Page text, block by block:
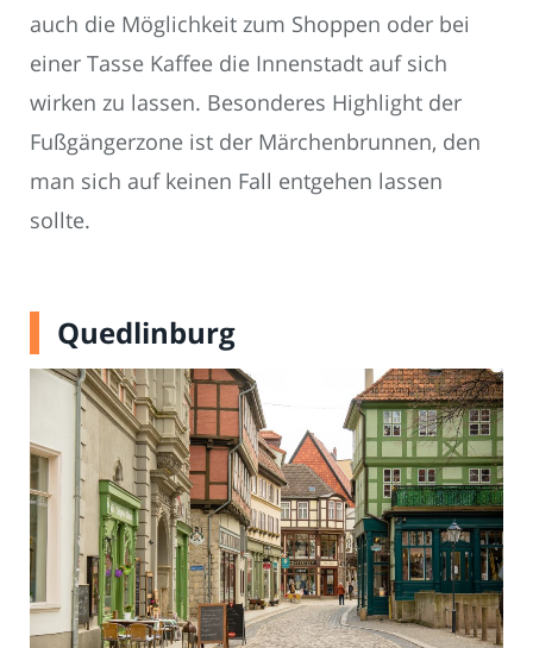
auch die Möglichkeit zum Shoppen oder bei
einer Tasse Kaffee die Innenstadt auf sich
wirken zu lassen. Besonderes Highlight der
Fußgängerzone ist der Märchenbrunnen, den
man sich auf keinen Fall entgehen lassen
sollte.
Quedlinburg